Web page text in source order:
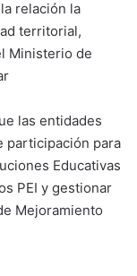
relación la
territorial,
Ministerio de
las entidades
participación para
Educativas
PEI y gestionar
Mejoramiento